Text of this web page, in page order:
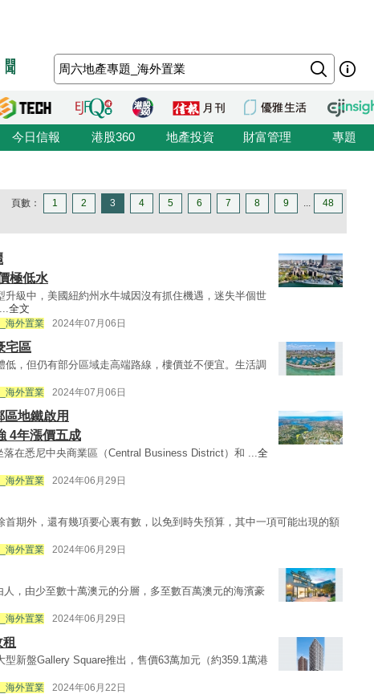
今日信報 港股360 地產投資 財富管理 專題
頁數： 1 2 3 4 5 6 7 8 9 ... 48
極低水
升級中，美國紐約州水牛城因沒有抓住機遇，迷失半個世
全文
海外置業 2024年07月06日
宅區
，但仍有部分區域走高端路線，樓價並不便宜。生活調
海外置業 2024年07月06日
地鐵啟用
4年漲價五成
在悉尼中央商業區（Central Business District）和 ...全
海外置業 2024年06月29日
首期外，還有幾項要心裏有數，以免到時失預算，其中一項可能出現的額
海外置業 2024年06月29日
，由少至數十萬澳元的分層，多至數百萬澳元的海濱豪
海外置業 2024年06月29日
型新盤Gallery Square推出，售價63萬加元（約359.1萬港
海外置業 2024年06月22日